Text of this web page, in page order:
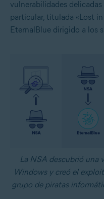
vulnerabilidades
particular, titulada «Lost
EternalBlue dirigido a los
La NSA descubrió una
Windows y creó el
grupo de piratas